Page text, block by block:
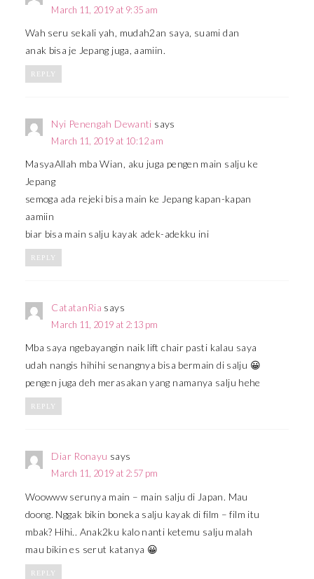
March 11, 2019 at 9:35 am
Wah seru sekali yah, mudah2an saya, suami dan
anak bisa je Jepang juga, aamiin.
REPLY
Nyi Penengah Dewanti says
March 11, 2019 at 10:12 am
MasyaAllah mba Wian, aku juga pengen main salju ke
Jepang
semoga ada rejeki bisa main ke Jepang kapan-kapan
aamiin
biar bisa main salju kayak adek-adekku ini
REPLY
CatatanRia says
March 11, 2019 at 2:13 pm
Mba saya ngebayangin naik lift chair pasti kalau saya
udah nangis hihihi senangnya bisa bermain di salju 😀
pengen juga deh merasakan yang namanya salju hehe
REPLY
Diar Ronayu says
March 11, 2019 at 2:57 pm
Woowww serunya main – main salju di Japan. Mau
doong. Nggak bikin boneka salju kayak di film – film itu
mbak? Hihi.. Anak2ku kalo nanti ketemu salju malah
mau bikin es serut katanya 😀
REPLY